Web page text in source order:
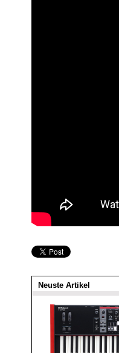
Neuste Artikel